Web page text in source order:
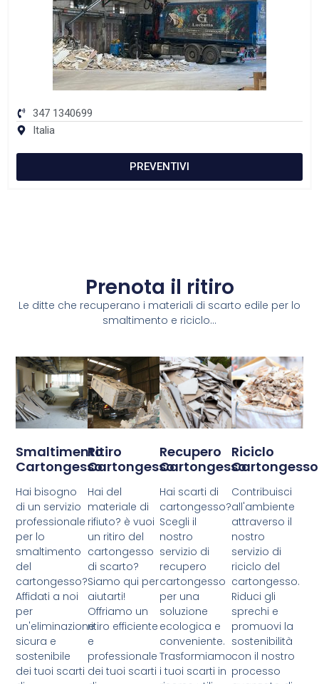
347 1340699
Italia
PREVENTIVI
Prenota il ritiro
Le ditte che recuperano i materiali di scarto edile per lo
smaltimento e riciclo...
Smaltimento
Cartongesso
Hai bisogno
di un servizio
professionale
per lo
smaltimento
del
cartongesso?
Affidati a noi
per
un'eliminazione
sicura e
sostenibile
dei tuoi scarti
Ritiro
Cartongesso
Hai del
materiale di
rifiuto? è vuoi
un ritiro del
cartongesso
di scarto?
Siamo qui per
aiutarti!
Offriamo un
ritiro efficiente
e
professionale
dei tuoi scarti
Recupero
Cartongesso
Hai scarti di
cartongesso?
Scegli il
nostro
servizio di
recupero
cartongesso
per una
soluzione
ecologica e
conveniente.
Trasformiamo
i tuoi scarti in
Riciclo
Cartongesso
Contribuisci
all'ambiente
attraverso il
nostro
servizio di
riciclo del
cartongesso.
Riduci gli
sprechi e
promuovi la
sostenibilità
con il nostro
processo